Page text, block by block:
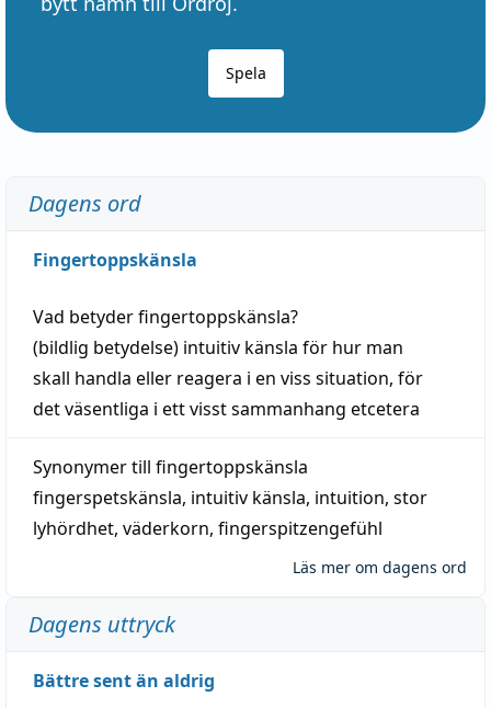
Spela
Dagens ord
Fingertoppskänsla
Vad betyderfingertoppskänsla?
(bildlig betydelse) intuitiv känsla för hur man
skall handla eller reagera i en viss situation, för
det väsentliga i ett visstsammanhang etcetera
Synonymer till fingertoppskänsla
fingerspetskänsla, intuitiv känsla, intuition, stor
lyhördhet, väderkorn, fingerspitzengefühl
Läs mer om dagens ord
Dagens uttryck
Bättre sent än aldrig